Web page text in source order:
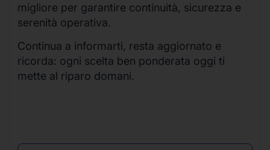
migliore per garantire continuità, sicurezza e
serenità operativa.
Continua a informarti, resta aggiornato e
ricorda: ogni scelta ben ponderata oggi ti
mette al riparo domani.